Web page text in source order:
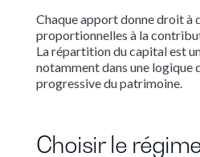
Chaque apport donne droit à
proportionnelles à la
La répartition du capital est
notamment dans une logique
progressive du patrimoine.
Choisir le